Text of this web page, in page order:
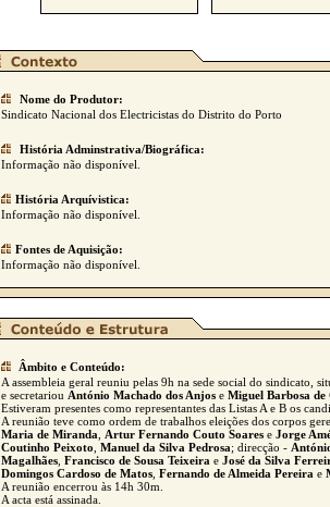
Nome do Produtor:
Sindicato Nacional dos Electricistas do Distrito do Porto
História Adminstrativa/Biográfica:
Informação não disponível.
História Arquívistica:
Informação não disponível.
Fontes de Aquisição:
Informação não disponível.
Âmbito e Conteúdo:
A assembleia geral reuniu pelas 9h na sede social do sindicato,
e secretariou António Machado dos Anjos e Miguel Barbosa
Estiveram presentes como representantes das Listas A e B os
A reunião teve como ordem de trabalhos eleições dos corpos
Maria de Miranda
Artur Fernando Couto Soares e Jorge
Coutinho Peixoto Manuel da Silva Pedrosa; direcção -
Magalhães Francisco de Sousa Teixeira e José da Silva
Domingos Cardoso de Matos Fernando de Almeida Pereira e
A reunião encerrou às 14h 30m.
A acta está assinada.